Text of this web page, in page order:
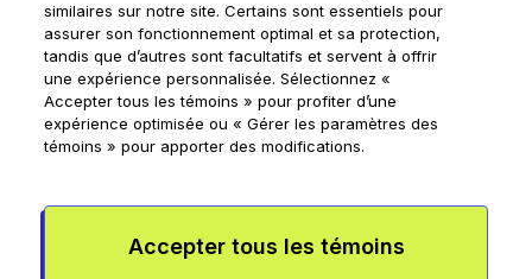
Avis
Banque Royale du Canada, © 2026
20, rue King Ouest, 8e étage, Toronto (Ontario)
Conditions de l’appli Mydoh
Conditions de la carte à puce
similaires sur notre site. Certains sont essentiels pour
assurer son fonctionnement optimal et sa protection,
tandis que d’autres sont facultatifs et servent à offrir
une expérience personnalisée. Sélectionnez «
Accepter tous les témoins » pour profiter d’une
expérience optimisée ou « Gérer les paramètres des
témoins » pour apporter des modifications.
Accepter tous les témoins